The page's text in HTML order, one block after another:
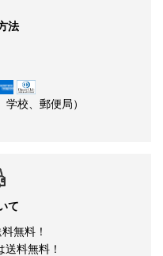
法
校、郵便局）
て
無料！
料無料！